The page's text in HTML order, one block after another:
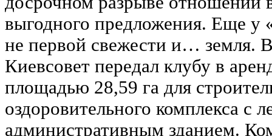
выгодного предложения. Еще у
не первой свежести и… земля.
Киевсовет передал клубу в
площадью 28,59 га для
оздоровительного комплекса с
административным зданием.